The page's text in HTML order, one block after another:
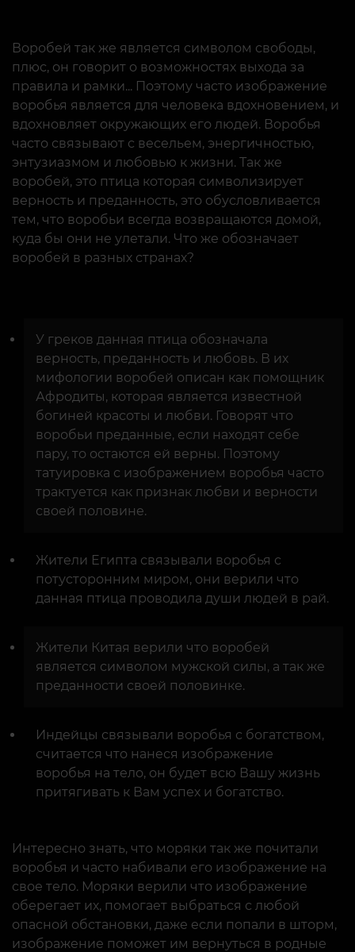
Воробей так же является символом свободы,
плюс, он говорит о возможностях выхода за
правила и рамки... Поэтому часто изображение
воробья является для человека вдохновением, и
вдохновляет окружающих его людей. Воробья
часто связывают с весельем, энергичностью,
энтузиазмом и любовью к жизни. Так же
воробей, это птица которая символизирует
верность и преданность, это обусловливается
тем, что воробьи всегда возвращаются домой,
куда бы они не улетали. Что же обозначает
воробей в разных странах?
У греков данная птица обозначала
верность, преданность и любовь. В их
мифологии воробей описан как помощник
Афродиты, которая является известной
богиней красоты и любви. Говорят что
воробьи преданные, если находят себе
пару, то остаются ей верны. Поэтому
татуировка с изображением воробья часто
трактуется как признак любви и верности
своей половине.
Жители Египта связывали воробья с
потусторонним миром, они верили что
данная птица проводила души людей в рай.
Жители Китая верили что воробей
является символом мужской силы, а так же
преданности своей половинке.
Индейцы связывали воробья с богатством,
считается что нанеся изображение
воробья на тело, он будет всю Вашу жизнь
притягивать к Вам успех и богатство.
Интересно знать, что моряки так же почитали
воробья и часто набивали его изображение на
свое тело. Моряки верили что изображение
оберегает их, помогает выбраться с любой
опасной обстановки, даже если попали в шторм,
изображение поможет им вернуться в родные